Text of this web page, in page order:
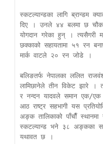
स्कटल्यान्डका लागि ब्रान्डम
दिए । उनले ४४ बलमा छ
योगदान गरेका हुन् । त्यसैगरी
छक्काको सहायतामा ५१ रन
मार्क वाटले २० रन जोडे ।
बलिङतर्फ नेपालका ललित
लामिछानेले तीन विकेट झारे ।
र नन्दन यादवले समान एक/एक
आठ राष्ट्र सहभागी यस
अङ्क तालिकाको पाँचाैँ
स्कटल्यान्ड भने ३८ अङ्कका
यथावत छ ।